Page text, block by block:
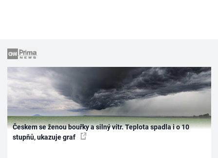
Českem se ženou bouřky a silný vítr. Teplota spadla i o 10
stupňů, ukazuje graf